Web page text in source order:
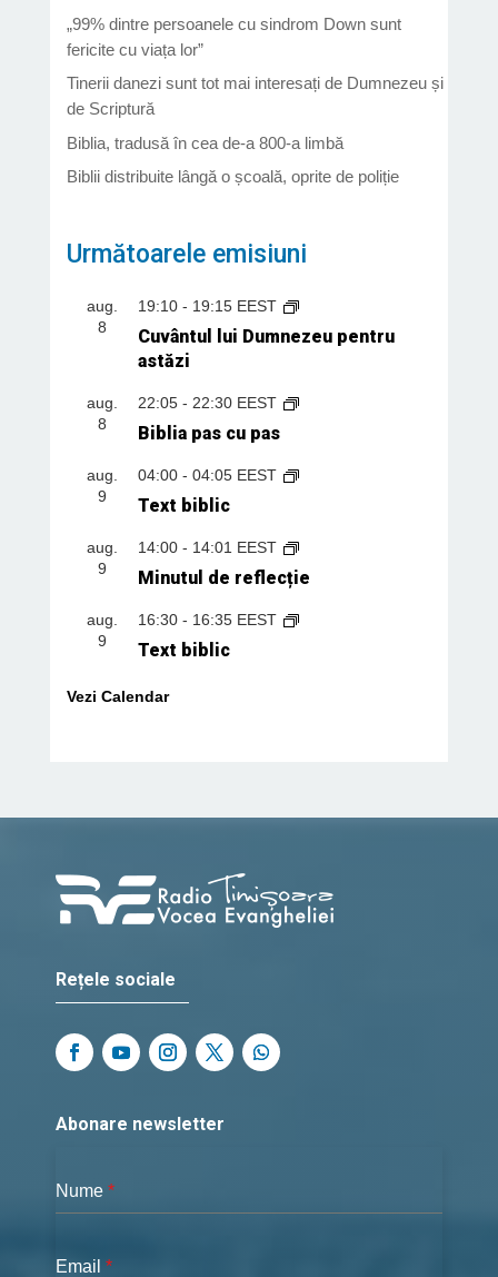
„99% dintre persoanele cu sindrom Down sunt
fericite cu viața lor”
Tinerii danezi sunt tot mai interesați de Dumnezeu și
de Scriptură
Biblia, tradusă în cea de-a 800-a limbă
Biblii distribuite lângă o școală, oprite de poliție
Următoarele emisiuni
aug.
8
19:10- 19:15 EEST
Cuvântul lui Dumnezeu pentru
astăzi
aug.
8
22:05- 22:30 EEST
Biblia pas cu pas
aug.
9
04:00- 04:05 EEST
Text biblic
aug.
9
14:00- 14:01 EEST
Minutul de reflecție
aug.
9
16:30- 16:35 EEST
Text biblic
Vezi Calendar
Rețele sociale
Abonare newsletter
Nume *
Email *